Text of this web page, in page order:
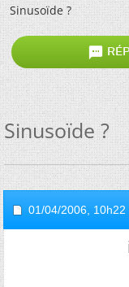
Sinusoïde ?

Sinusoïde ?
01/04/2006, 10h22